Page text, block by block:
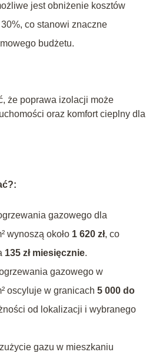
jest obniżenie kosztów
co stanowi znaczne
budżetu.
że poprawa izolacji może
oraz komfort cieplny dla
gazowego dla
wynoszą około 1 620 zł, co
135 zł miesięcznie.
gazowego w
oscyluje w granicach 5 000 do
od lokalizacji i wybranego
gazu w mieszkaniu